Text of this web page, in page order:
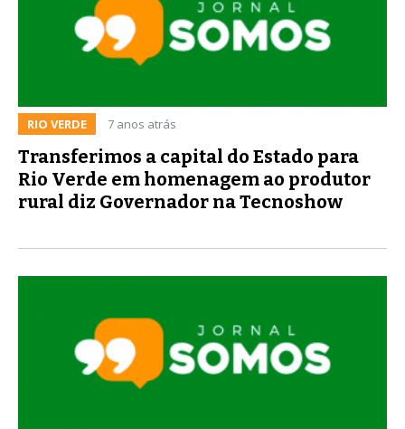
RIO VERDE 7 anos atrás
Transferimos a capital do Estado para
Rio Verde em homenagem ao produtor
rural diz Governador na Tecnoshow